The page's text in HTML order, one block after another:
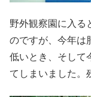
野外観察園に入る
のですが、今年は
低いとき、そして
てしまいました。